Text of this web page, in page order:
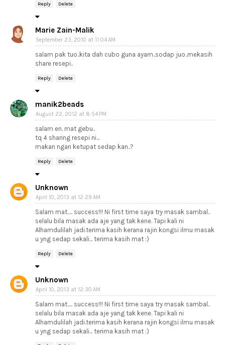
Reply Delete
Marie Zain-Malik
September 23, 2010 at 11:04 AM
salam pak tuo..kita dah cubo guna ayam..sodap juo..mekasih
share resepi..
Reply Delete
manik2beads
August 22, 2012 at 8:54 PM
salam en. mat gebu..
tq 4 sharing resepi ni...
makan ngan ketupat sedap kan..?
Reply Delete
Unknown
April 10, 2013 at 12:29 AM
Salam mat..... success!!! Ni first time saya try masak sambal..
selalu bila masak ada aje yang tak kene. Tapi kali ni
Alhamdulilah jadi.terima kasih kerana rajin kongsi ilmu masak
u yng sedap sekali... terima kasih mat :)
Reply Delete
Unknown
April 10, 2013 at 12:30 AM
Salam mat..... success!!! Ni first time saya try masak sambal..
selalu bila masak ada aje yang tak kene. Tapi kali ni
Alhamdulilah jadi.terima kasih kerana rajin kongsi ilmu masak
u yng sedap sekali... terima kasih mat :)